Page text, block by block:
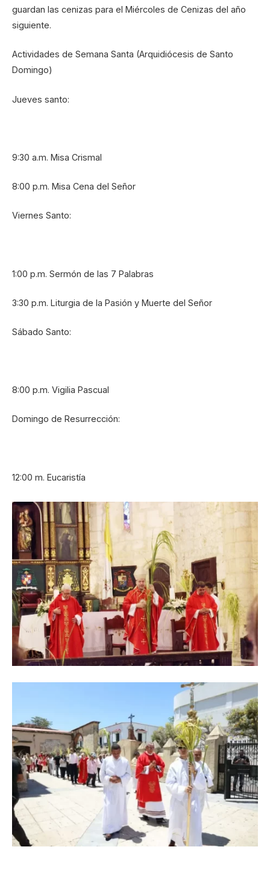
guardan las cenizas para el Miércoles de Cenizas del año
siguiente.
Actividades de Semana Santa (Arquidiócesis de Santo
Domingo)
Jueves santo:
9:30 a.m. Misa Crismal
8:00 p.m. Misa Cena del Señor
Viernes Santo:
1:00 p.m. Sermón de las 7 Palabras
3:30 p.m. Liturgia de la Pasión y Muerte del Señor
Sábado Santo:
8:00 p.m. Vigilia Pascual
Domingo de Resurrección:
12:00 m. Eucaristía